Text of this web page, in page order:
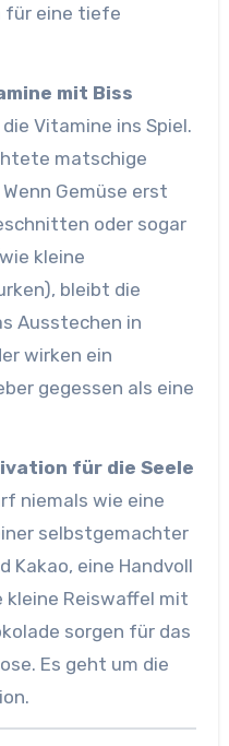
für eine tiefe
mit Biss
Vitamine ins Spiel.
matschige
Gemüse erst
oder sogar
kleine
bleibt die
Ausstechen in
wirken ein
gegessen als eine
für die Seele
niemals wie eine
selbstgemachter
Kakao, eine Handvoll
kleine Reiswaffel mit
sorgen für das
Es geht um die